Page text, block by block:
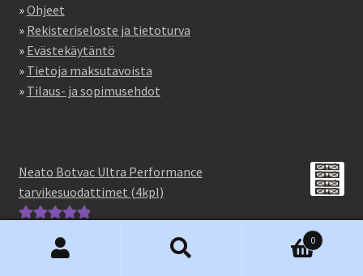
»Ohjeet
» Rekisteriseloste ja tietoturva
» Evästekäytäntö
» Tietoja maksutavoista
» Tilaus- ja sopimusehdot
Neato Botvac Ultra Performance
tarvikesuodattimet (4kpl)
tuotteesta:
0